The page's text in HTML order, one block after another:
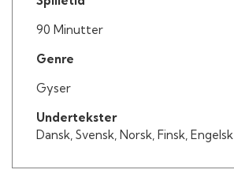
90 Minutter
Genre
Gyser
Undertekster
Dansk, Svensk, Norsk, Finsk, Engelsk